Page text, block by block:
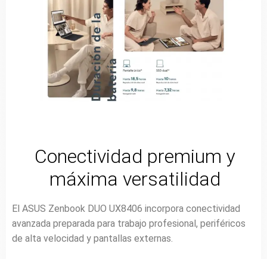
Conectividad premium y
máxima versatilidad
El ASUS Zenbook DUO UX8406 incorpora conectividad
avanzada preparada para trabajo profesional, periféricos
de alta velocidad y pantallas externas.